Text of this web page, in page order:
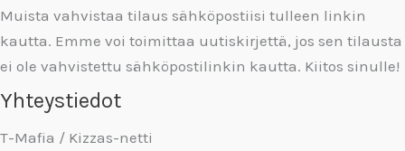
Muista vahvistaa tilaus sähköpostiisi tulleen linkin
kautta. Emme voi toimittaa uutiskirjettä, jos sen tilausta
ei ole vahvistettu sähköpostilinkin kautta. Kiitos sinulle!
Yhteystiedot
T-Mafia / Kizzas-netti